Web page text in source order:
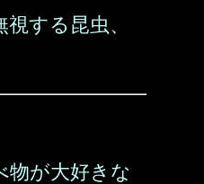
する昆虫、
物が大好きな